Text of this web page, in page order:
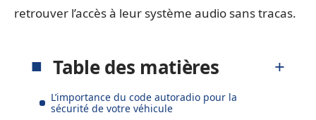
retrouver l’accès à leur système audio sans tracas.
Table des matières
L’importance du code autoradio pour la
sécurité de votre véhicule